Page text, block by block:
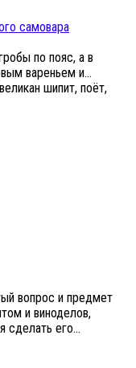
самовара
по пояс, а в
вареньем и…
шипит, поёт,
вопрос и предмет
и виноделов,
сделать его...